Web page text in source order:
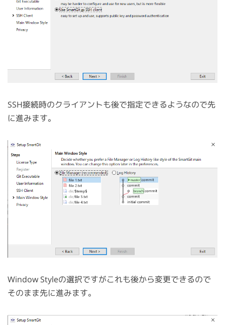
SSH接続時のクライアントも後で指定できるようなので先
に進みます。
Window Styleの選択ですがこれも後から変更できるので
そのまま先に進みます。